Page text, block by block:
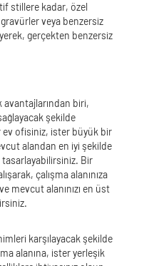
stillere kadar, özel
gravürler veya benzersiz
gerçekten benzersiz
avantajlarından biri,
şekilde
ofisiniz, ister büyük bir
alandan en iyi şekilde
Bir
çalışma alanınıza
mevcut alanınızı en üst
karşılayacak şekilde
alanına, ister yerleşik